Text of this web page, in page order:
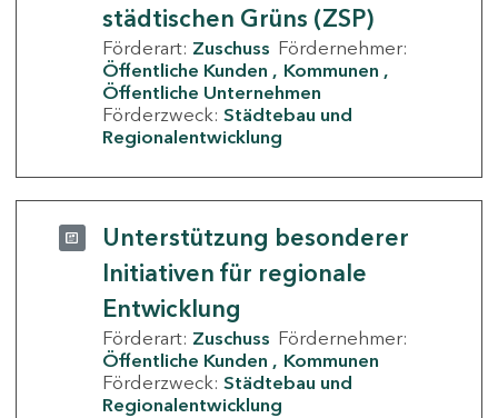
städtischen Grüns (ZSP)
Förderart: Zuschuss Fördernehmer:
Öffentliche Kunden
Kommunen
Öffentliche Unternehmen
Förderzweck: Städtebau und
Regionalentwicklung
Unterstützung besonderer
Initiativen für regionale
Entwicklung
Förderart: Zuschuss Fördernehmer:
Öffentliche Kunden
Kommunen
Förderzweck: Städtebau und
Regionalentwicklung